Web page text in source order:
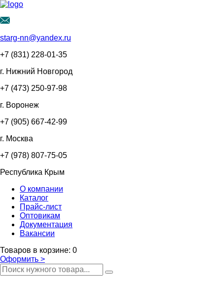
starg-nn@yandex.ru
+7 (831) 228-01-35
г. Нижний Новгород
+7 (473) 250-97-98
г. Воронеж
+7 (905) 667-42-99
г. Москва
+7 (978) 807-75-05
Республика Крым
О компании
Каталог
Прайс-лист
Оптовикам
Документация
Вакансии
Товаров в корзине: 0
Оформить >